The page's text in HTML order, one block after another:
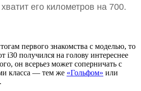
его километров на 700.
первого знакомства с моделью, то
i30 получился на голову интереснее
он всерьез может соперничать с
класса — тем же «Гольфом» или
.